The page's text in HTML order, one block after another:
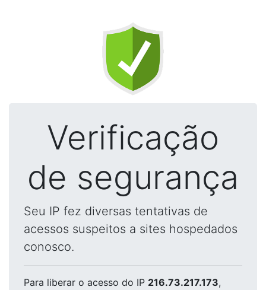
Verificação
de segurança
Seu IP fez diversas tentativas de
acessos suspeitos a sites hospedados
conosco.
Para liberar o acesso do IP 216.73.217.173,